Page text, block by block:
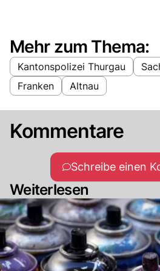
Mehr zum Thema:
Kantonspolizei Thurgau
Franken
Altnau
Kommentare
Schreibe einen
Weiterlesen